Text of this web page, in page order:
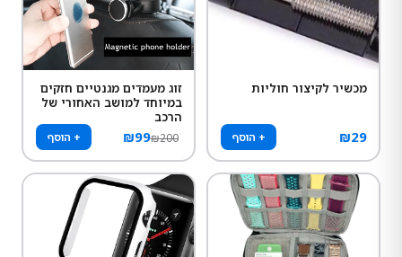
מכשיר לקיצור חוליות
₪29 + הוסף
זוג מעמדים מגנטיים חזקים
במיוחד למושב האחורי של
הרכב
₪99₪200 + הוסף